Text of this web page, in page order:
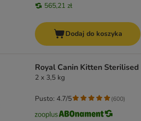
565,21 zł
Dodaj do koszyka
Royal Canin Kitten Sterilised
2 x 3,5 kg
Pusto: 4.7/5 (600)